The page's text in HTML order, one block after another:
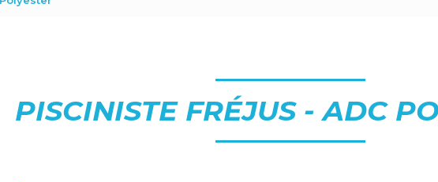
PISCINISTE FRÉJUS - ADC